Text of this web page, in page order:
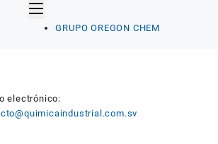
GRUPO OREGON CHEM
electrónico: